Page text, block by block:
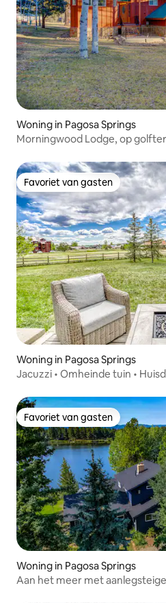
Woning in Pagosa Springs
Morningwood Lodge, op
Favoriet van gasten
Favoriet van gasten
Woning in Pagosa Springs
Jacuzzi • Omheinde tuin •
Favoriet van gasten
Favoriet van gasten
Woning in Pagosa Springs
Aan het meer met